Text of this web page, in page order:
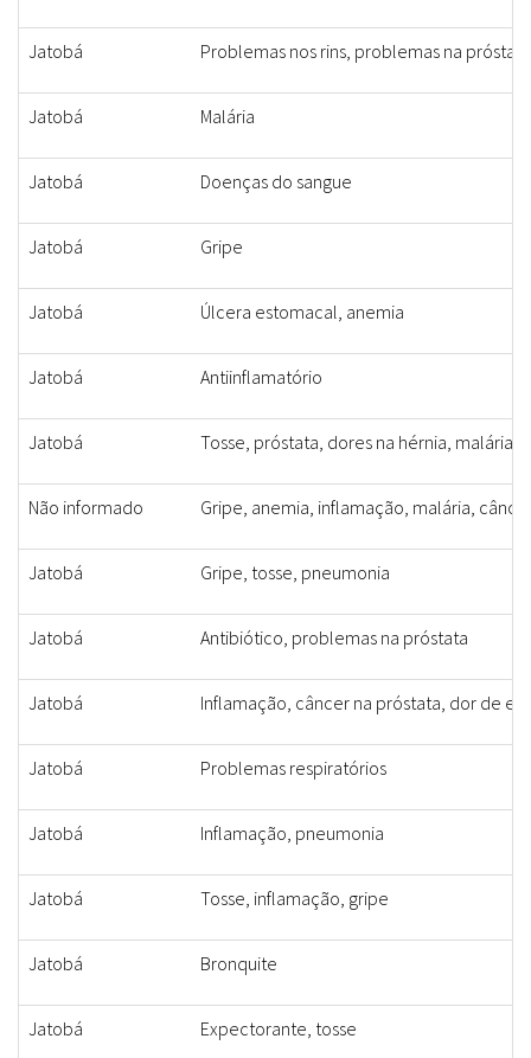
Jatobá Problemas nos rins, problemas na
Jatobá Malária
Jatobá Doenças do sangue
Jatobá Gripe
Jatobá Úlcera estomacal, anemia
Jatobá Antiinflamatório
Jatobá Tosse, próstata, dores na hérnia, malária,
Não informado Gripe, anemia, inflamação, malária,
Jatobá Gripe, tosse, pneumonia
Jatobá Antibiótico, problemas na próstata
Jatobá Inflamação, câncer na próstata, dor de
Jatobá Problemas respiratórios
Jatobá Inflamação, pneumonia
Jatobá Tosse, inflamação, gripe
Jatobá Bronquite
Jatobá Expectorante, tosse